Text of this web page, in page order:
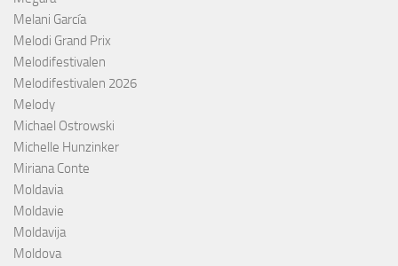
Melani García
Melodi Grand Prix
Melodifestivalen
Melodifestivalen 2026
Melody
Michael Ostrowski
Michelle Hunzinker
Miriana Conte
Moldavia
Moldavie
Moldavija
Moldova